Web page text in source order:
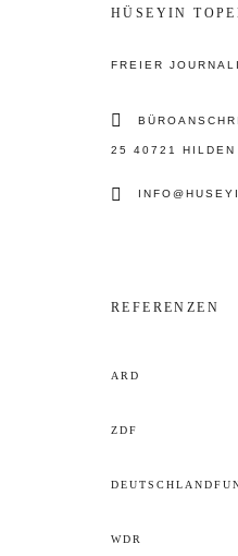
HÜSEYIN
FREIER
25 40721 HILDEN
REFERENZEN
ARD
ZDF
WDR